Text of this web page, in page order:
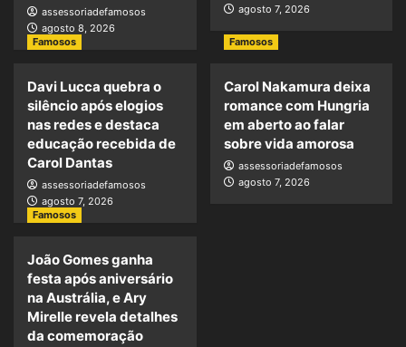
assessoriadefamosos
agosto 8, 2026
agosto 7, 2026
Famosos
Davi Lucca quebra o
silêncio após elogios
nas redes e destaca
educação recebida de
Carol Dantas
assessoriadefamosos
agosto 7, 2026
Famosos
Carol Nakamura deixa
romance com Hungria
em aberto ao falar
sobre vida amorosa
assessoriadefamosos
agosto 7, 2026
Famosos
João Gomes ganha
festa após aniversário
na Austrália, e Ary
Mirelle revela detalhes
da comemoração